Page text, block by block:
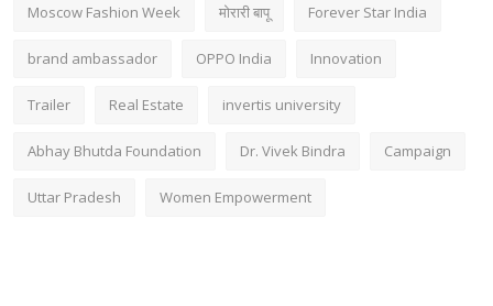
Moscow Fashion Week मोरारी बापू Forever Star India
brand ambassador OPPO India Innovation
Trailer Real Estate invertis university
Abhay Bhutda Foundation Dr. Vivek Bindra Campaign
Uttar Pradesh Women Empowerment